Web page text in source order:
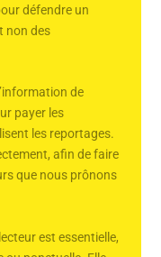
défendre un
non des
de
payer les
les reportages.
afin de faire
que nous prônons
est essentielle,